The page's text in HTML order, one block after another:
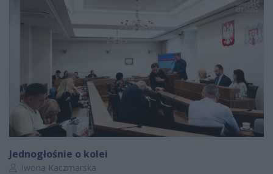
Jednogłośnie o kolei
Autor artykułu:
Iwona Kaczmarska